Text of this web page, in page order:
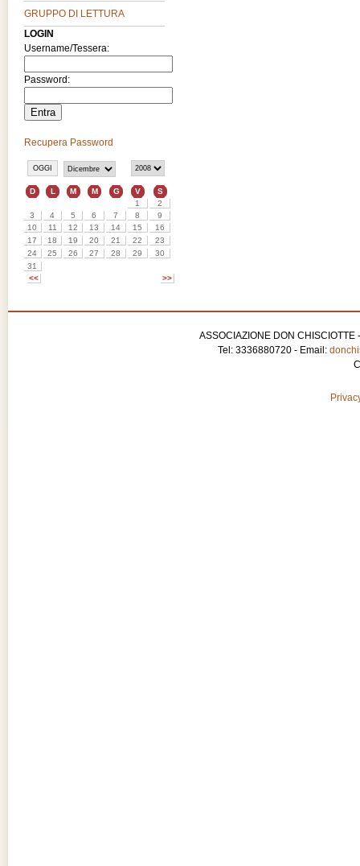
GRUPPO DI LETTURA
LOGIN
Username/Tessera:
Password:
Recupera Password
ASSOCIAZIONE DON
Tel: 3336880720 - Email: